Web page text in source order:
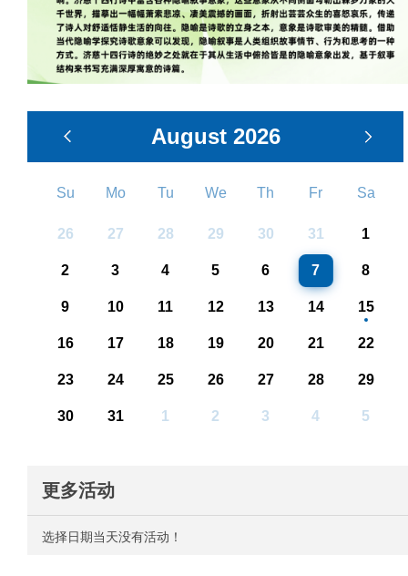
August 2026
Su Mo Tu We Th Fr Sa
26 27 28 29 30 31 1
2 3 4 5 6 7 8
9 10 11 12 13 14 15
16 17 18 19 20 21 22
23 24 25 26 27 28 29
30 31 1 2 3 4 5
更多活动
选择日期当天没有活动！